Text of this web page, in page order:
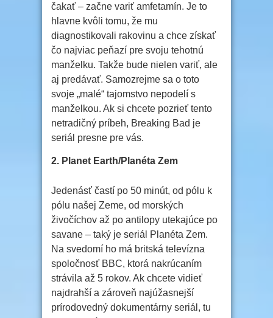
čakať – začne variť amfetamín. Je to
hlavne kvôli tomu, že mu
diagnostikovali rakovinu a chce získať
čo najviac peňazí pre svoju tehotnú
manželku. Takže bude nielen variť, ale
aj predávať. Samozrejme sa o toto
svoje „malé“ tajomstvo nepodelí s
manželkou. Ak si chcete pozrieť tento
netradičný príbeh, Breaking Bad je
seriál presne pre vás.
2. Planet Earth/Planéta Zem
Jedenásť častí po 50 minút, od pólu k
pólu našej Zeme, od morských
živočíchov až po antilopy utekajúce po
savane – taký je seriál Planéta Zem.
Na svedomí ho má britská televízna
spoločnosť BBC, ktorá nakrúcaním
strávila až 5 rokov. Ak chcete vidieť
najdrahší a zároveň najúžasnejší
prírodovedný dokumentárny seriál, tu